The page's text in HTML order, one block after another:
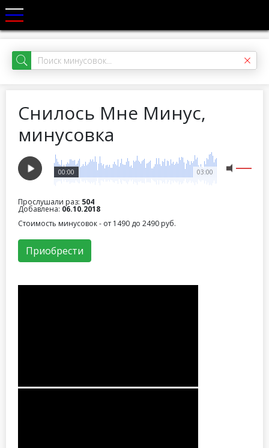
Снилось Мне Минус,
минусовка
03:00
00:00
Прослушали раз: 504
Добавлена: 06.10.2018
Стоимость минусовок - от 1490 до 2490 руб.
Приобрести